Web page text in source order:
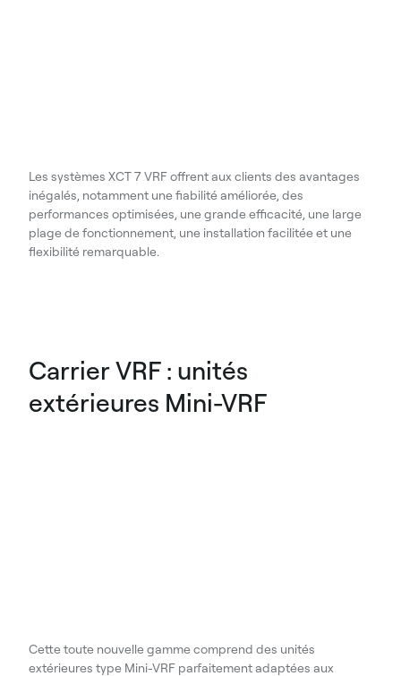
Les systèmes XCT 7 VRF offrent aux clients des avantages
inégalés, notamment une fiabilité améliorée, des
performances optimisées, une grande efficacité, une large
plage de fonctionnement, une installation facilitée et une
flexibilité remarquable.
Carrier VRF : unités
extérieures Mini-VRF
Cette toute nouvelle gamme comprend des unités
extérieures type Mini-VRF parfaitement adaptées aux